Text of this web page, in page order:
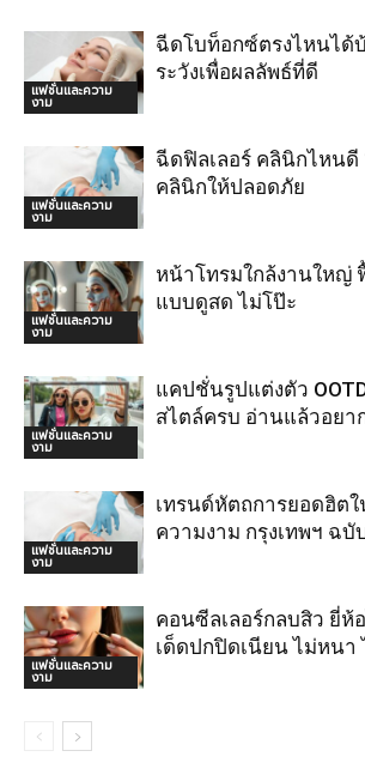
แฟชั่นและความ
งาม
ฉีดโบท็อกซ์ตรงไหนได้
ระวังเพื่อผลลัพธ์ที่ดี
แฟชั่นและความ
งาม
ฉีดฟิลเลอร์ คลินิกไหนดี
คลินิกให้ปลอดภัย
แฟชั่นและความ
งาม
หน้าโทรมใกล้งานใหญ่
แบบดูสด ไม่โป๊ะ
แฟชั่นและความ
งาม
แคปชั่นรูปแต่งตัว
สไตล์ครบ อ่านแล้วอยา
แฟชั่นและความ
งาม
เทรนด์หัตถการยอดฮิต
ความงาม กรุงเทพฯ ฉบั
แฟชั่นและความ
งาม
คอนซีลเลอร์กลบสิว ยี่ห้
เด็ดปกปิดเนียน ไม่หนา